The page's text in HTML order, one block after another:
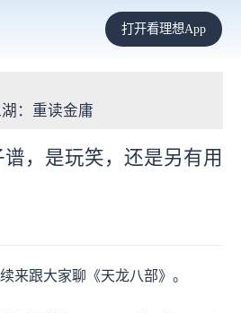
打开看理想App
：重读金庸
，是玩笑，还是另有用
来跟大家聊《天龙八部》。